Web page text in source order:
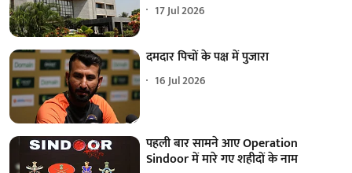
17 Jul 2026
दमदार पिचों के पक्ष में पुजारा
16 Jul 2026
पहली बार सामने आए Operation
Sindoor में मारे गए शहीदों के नाम